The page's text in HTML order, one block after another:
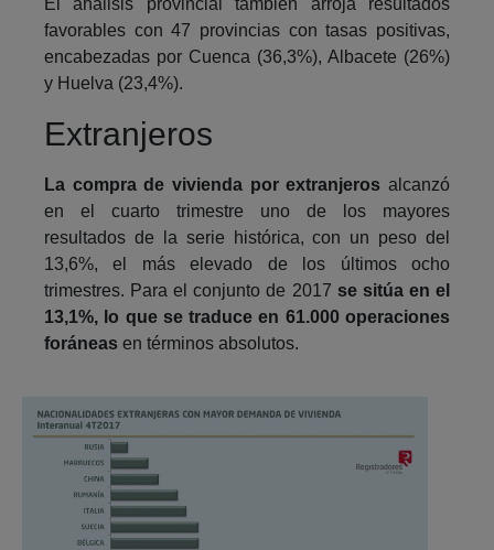
El análisis provincial también arroja resultados
favorables con 47 provincias con tasas positivas,
encabezadas por Cuenca (36,3%), Albacete (26%)
y Huelva (23,4%).
Extranjeros
La compra de vivienda por extranjeros alcanzó
en el cuarto trimestre uno de los mayores
resultados de la serie histórica, con un peso del
13,6%, el más elevado de los últimos ocho
trimestres. Para el conjunto de 2017 se sitúa en el
13,1%, lo que se traduce en 61.000 operaciones
foráneas en términos absolutos.